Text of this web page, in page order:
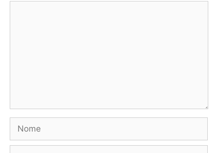
Nome